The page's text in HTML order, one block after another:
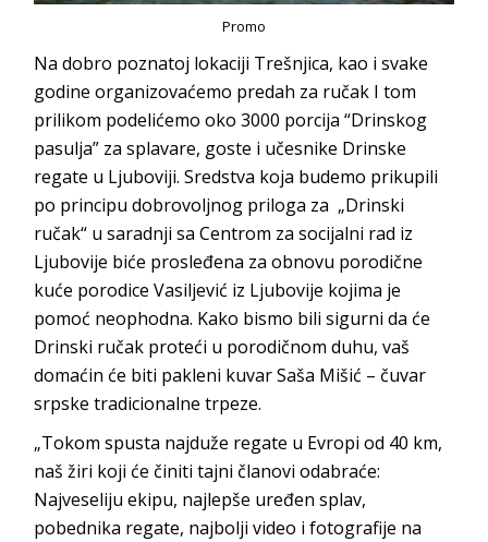
Promo
Na dobro poznatoj lokaciji Trešnjica, kao i svake
godine organizovaćemo predah za ručak I tom
prilikom podelićemo oko 3000 porcija “Drinskog
pasulja” za splavare, goste i učesnike Drinske
regate u Ljuboviji. Sredstva koja budemo prikupili
po principu dobrovoljnog priloga za „Drinski
ručak“ u saradnji sa Centrom za socijalni rad iz
Ljubovije biće prosleđena za obnovu porodične
kuće porodice Vasiljević iz Ljubovije kojima je
pomoć neophodna. Kako bismo bili sigurni da će
Drinski ručak proteći u porodičnom duhu, vaš
domaćin će biti pakleni kuvar Saša Mišić – čuvar
srpske tradicionalne trpeze.
„Tokom spusta najduže regate u Evropi od 40 km,
naš žiri koji će činiti tajni članovi odabraće:
Najveseliju ekipu, najlepše uređen splav,
pobednika regate, najbolji video i fotografije na